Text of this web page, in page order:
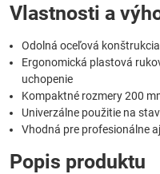
Vlastnosti a
Odolná oceľová
Ergonomická plastová
uchopenie
Kompaktné rozmery 200
Univerzálne použitie na
Vhodná pre profesionálne
Popis produktu